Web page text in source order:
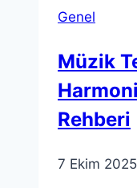
Genel
Müzik
Rehberi
7 Ekim 2025